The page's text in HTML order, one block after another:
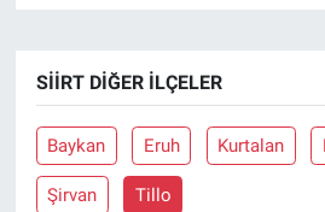
SIIRT DIĞER İLÇELER
Baykan Eruh Kurtalan
Şirvan Tillo